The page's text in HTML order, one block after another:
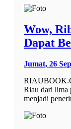
Wow,
Dapat
Jumat, 26
Riau dari lima
menjadi